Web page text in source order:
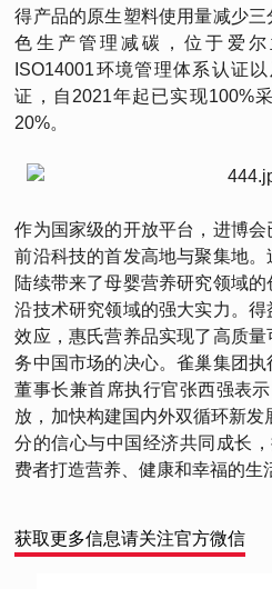
得产品的原生塑料使用量减少
色生产管理减碳，位于爱尔
ISO14001环境管理体系认证
证，自2021年起已实现100%
20%。
作为国家级的开放平台，进博
前沿科技的首发高地与聚集地
陆续带来了母婴营养研究领域
沿技术研究领域的强大实力。
效应，惠氏营养品实现了高质
务中国市场的决心。雀巢集团
董事长兼首席执行官张西强表
放，加快构建国内外双循环新发
分的信心与中国经济共同成长
费者打造营养、健康和幸福的生
获取更多信息请关注官方微信